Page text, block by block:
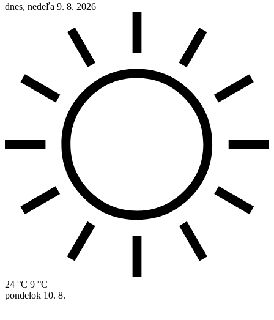
dnes, nedeľa 9. 8. 2026
24 °C 9 °C
pondelok 10. 8.